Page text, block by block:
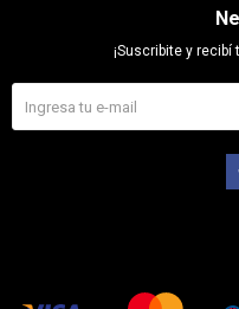
¡Suscribite y